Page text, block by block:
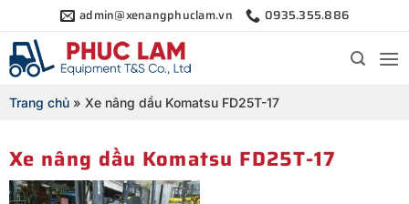
qua
nội
dung
admin@xenangphuclam.vn 0935.355.886
Trang chủ » Xe nâng dầu Komatsu FD25T-17
Xe nâng dầu Komatsu FD25T-17